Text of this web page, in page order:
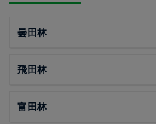
曇田林
飛田林
富田林